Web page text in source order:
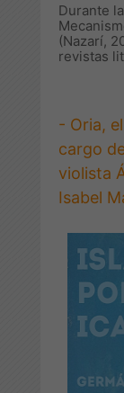
Durante
(Nazarí,
revistas
- Oria,
cargo
violista
Isabel